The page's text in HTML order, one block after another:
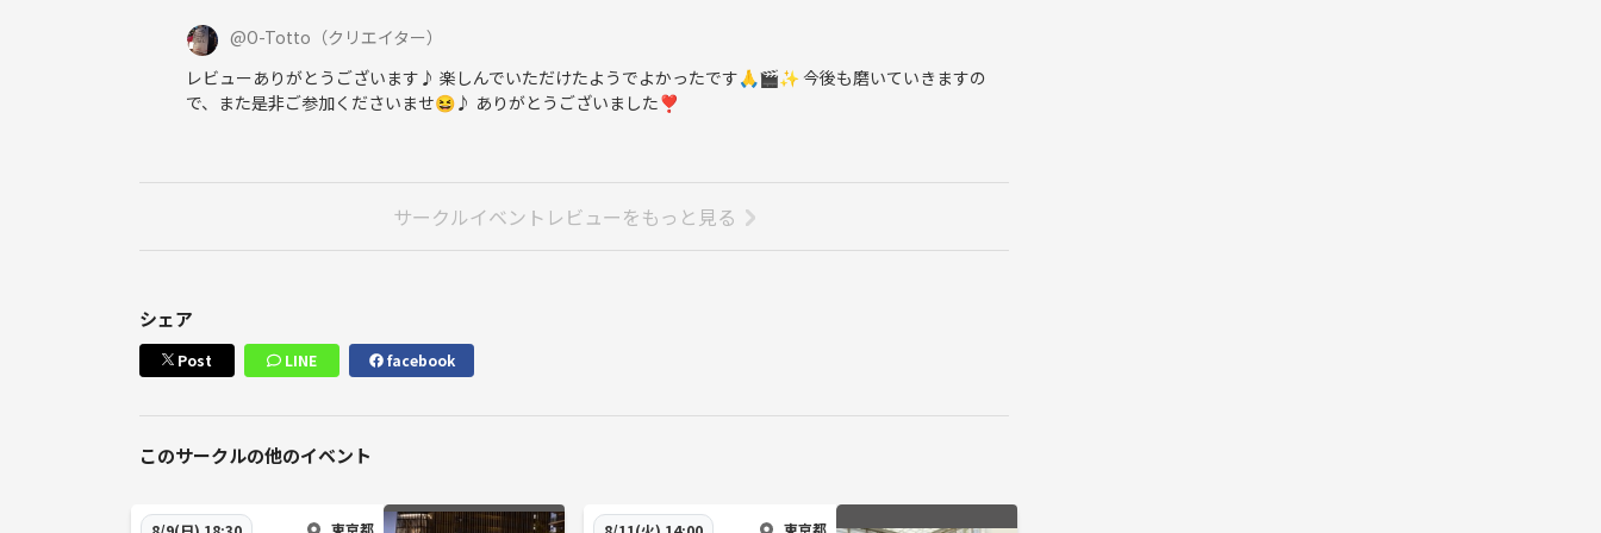
@O-Totto （クリエイター）
レビューありがとうございます♪ 楽しんでいただけたようでよかったです🙏🎬️✨ 今後も磨いていきますの
で、また是非ご参加くださいませ😆♪ ありがとうございました❣️
サークルイベントレビューをもっと見る
シェア
Post LINE facebook
このサークルの他のイベント